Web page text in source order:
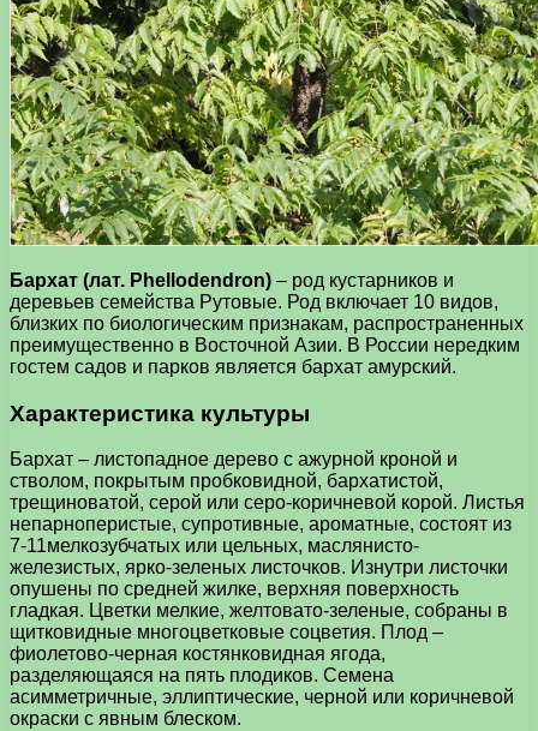
Бархат (лат. Phellodendron) – род кустарников и
деревьев семейства Рутовые. Род включает 10 видов,
близких по биологическим признакам, распространенных
преимущественно в Восточной Азии. В России нередким
гостем садов и парков является бархат амурский.
Характеристика культуры
Бархат – листопадное дерево с ажурной кроной и
стволом, покрытым пробковидной, бархатистой,
трещиноватой, серой или серо-коричневой корой. Листья
непарноперистые, супротивные, ароматные, состоят из
7-11мелкозубчатых или цельных, маслянисто-
железистых, ярко-зеленых листочков. Изнутри листочки
опушены по средней жилке, верхняя поверхность
гладкая. Цветки мелкие, желтовато-зеленые, собраны в
щитковидные многоцветковые соцветия. Плод –
фиолетово-черная костянковидная ягода,
разделяющаяся на пять плодиков. Семена
асимметричные, эллиптические, черной или коричневой
окраски с явным блеском.